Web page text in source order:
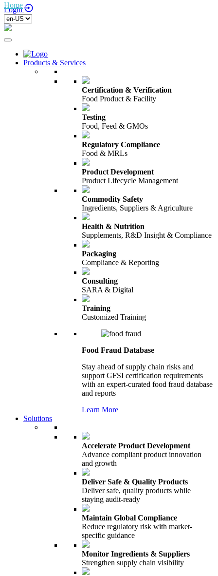
Login
Products & Services
Certification & Verification
Food Product & Facility
Testing
Food, Feed & GMOs
Regulatory Compliance
Food & MRLs
Product Development
Product Lifecycle Management
Commodity Safety
Ingredients, Suppliers & Agriculture
Health & Nutrition
Supplements, R&D Insight & Compliance
Packaging
Compliance & Reporting
Consulting
SARA & Digital
Training
Customized Training
Food Fraud Database
Stay ahead of supply chain risks and
support GFSI certification requirements
with an expert-curated food fraud database
and reports
Learn More
Solutions
Accelerate Product Development
Advance compliant product innovation
and growth
Deliver Safe & Quality Products
Deliver safe, quality products while
staying audit-ready
Maintain Global Compliance
Reduce regulatory risk with market-
specific guidance
Monitor Ingredients & Suppliers
Strengthen supply chain visibility
Home /